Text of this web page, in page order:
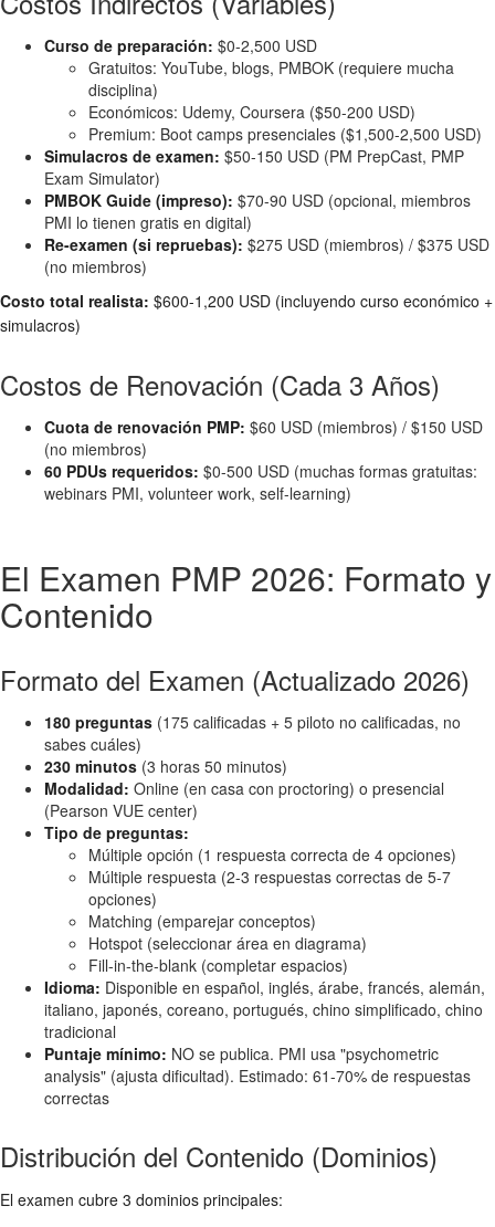
Curso de preparación: $0-2,500 USD
Gratuitos: YouTube, blogs, PMBOK (requiere mucha
disciplina)
Económicos: Udemy, Coursera ($50-200 USD)
Premium: Boot camps presenciales ($1,500-2,500 USD)
Simulacros de examen: $50-150 USD (PM PrepCast, PMP
Exam Simulator)
PMBOK Guide (impreso): $70-90 USD (opcional, miembros
PMI lo tienen gratis en digital)
Re-examen (si repruebas): $275 USD (miembros) / $375 USD
(no miembros)
Costo total realista: $600-1,200 USD (incluyendo curso económico +
simulacros)
Costos de Renovación (Cada 3 Años)
Cuota de renovación PMP: $60 USD (miembros) / $150 USD
(no miembros)
60 PDUs requeridos: $0-500 USD (muchas formas gratuitas:
webinars PMI, volunteer work, self-learning)
El Examen PMP 2026: Formato y
Contenido
Formato del Examen (Actualizado 2026)
180 preguntas (175 calificadas + 5 piloto no calificadas, no
sabes cuáles)
230 minutos (3 horas 50 minutos)
Modalidad: Online (en casa con proctoring) o presencial
(Pearson VUE center)
Tipo de preguntas:
Múltiple opción (1 respuesta correcta de 4 opciones)
Múltiple respuesta (2-3 respuestas correctas de 5-7
opciones)
Matching (emparejar conceptos)
Hotspot (seleccionar área en diagrama)
Fill-in-the-blank (completar espacios)
Idioma: Disponible en español, inglés, árabe, francés, alemán,
italiano, japonés, coreano, portugués, chino simplificado, chino
tradicional
Puntaje mínimo: NO se publica. PMI usa "psychometric
analysis" (ajusta dificultad). Estimado: 61-70% de respuestas
correctas
Distribución del Contenido (Dominios)
El examen cubre 3 dominios principales: